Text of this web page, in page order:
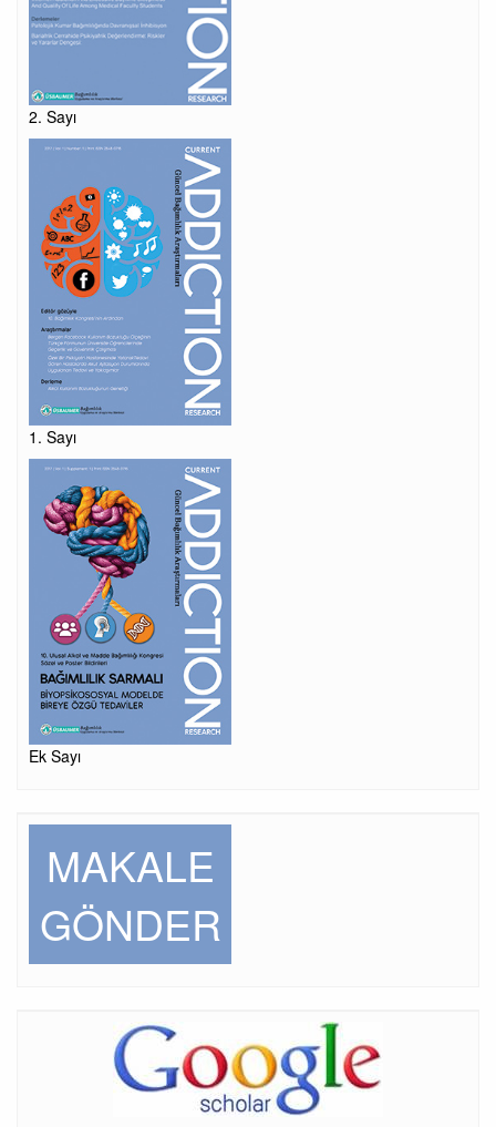
2. Sayı
1. Sayı
Ek Sayı
MAKALE
GÖNDER